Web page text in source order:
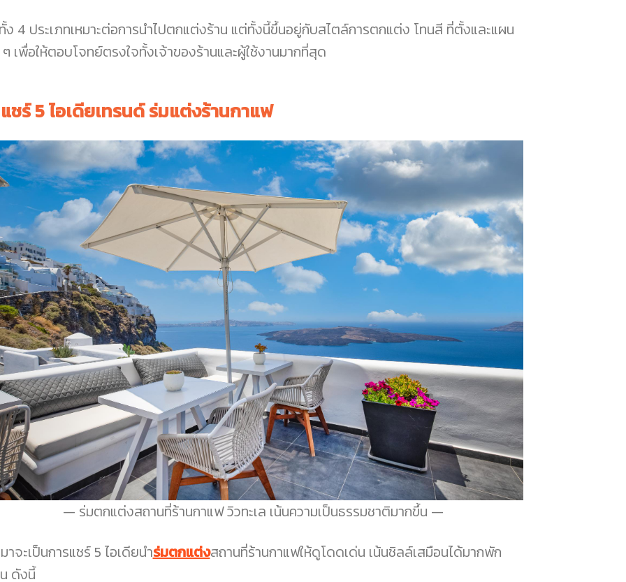
ง 4 ประเภทเหมาะต่อการนำไปตกแต่งร้าน แต่ทั้งนี้ขึ้นอยู่กับสไตล์การตกแต่ง โทนสี ที่ตั้งและแผน
เพื่อให้ตอบโจทย์ตรงใจทั้งเจ้าของร้านและผู้ใช้งานมากที่สุด
ชร์ 5 ไอเดียเทรนด์ ร่มแต่งร้านกาแฟ
ร่มตกแต่งสถานที่ร้านกาแฟ วิวทะเล เน้นความเป็นธรรมชาติมากขึ้น
าจะเป็นการแชร์ 5 ไอเดียนำร่มตกแต่งสถานที่ร้านกาแฟให้ดูโดดเด่น เน้นชิลล์เสมือนได้มากพัก
ดังนี้